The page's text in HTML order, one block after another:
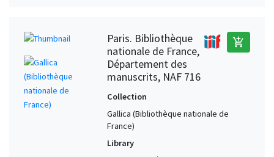
Paris. Bibliothèque
nationale de France,
Département des
manuscrits, NAF 716
add_shopping_cart
Collection
Gallica (Bibliothèque nationale de
France)
Library